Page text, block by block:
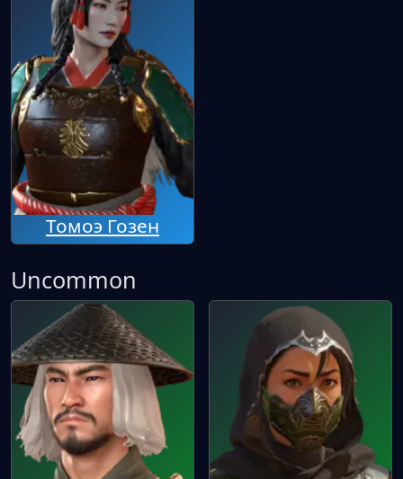
Томоэ Гозен
Uncommon